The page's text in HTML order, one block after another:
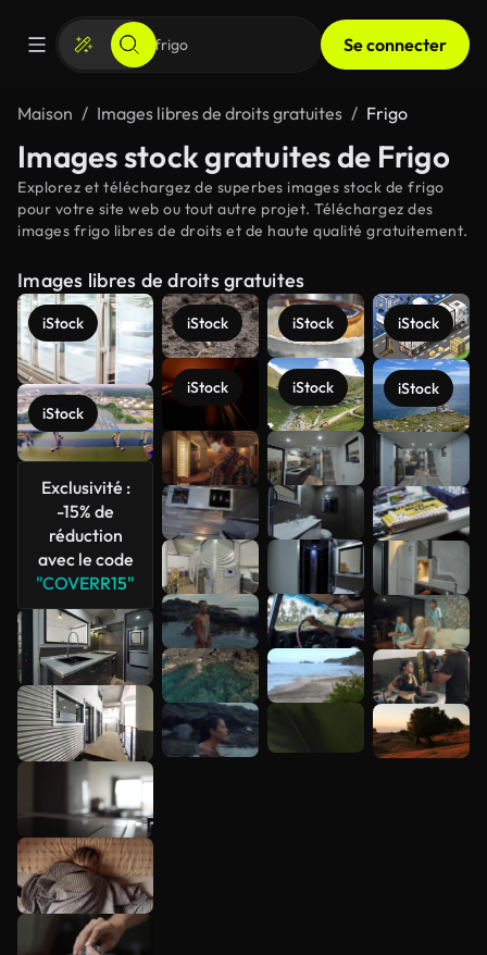
Se connecter
Maison Images libres de droits gratuites Frigo
Images stock gratuites de Frigo
Explorez et téléchargez de superbes images stock de frigo
pour votre site web ou tout autre projet. Téléchargez des
images frigo libres de droits et de haute qualité gratuitement.
Images libres de droits gratuites
iStock
iStock
Exclusivité :
-15% de
réduction
avec le code
"COVERR15"
iStock
iStock
iStock
iStock
iStock
iStock
Voir plus